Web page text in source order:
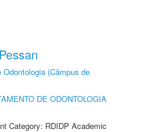
Odontologia (Câmpus de
DE ODONTOLOGIA
Category: RDIDP Academic